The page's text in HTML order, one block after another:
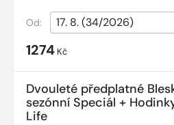
Od:
1274 Kč
Dvouleté předplatné
sezónní Speciál +
Life